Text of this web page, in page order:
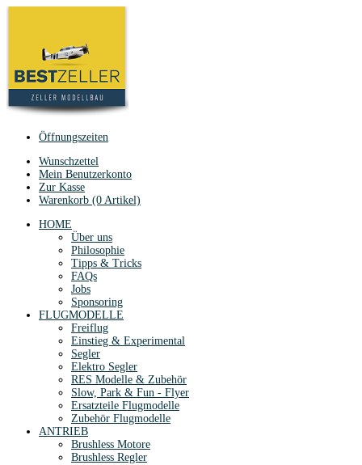
Öffnungszeiten
Wunschzettel
Mein Benutzerkonto
Zur Kasse
Warenkorb (0 Artikel)
HOME
Über uns
Philosophie
Tipps & Tricks
FAQs
Jobs
Sponsoring
FLUGMODELLE
Freiflug
Einstieg & Experimental
Segler
Elektro Segler
RES Modelle & Zubehör
Slow, Park & Fun - Flyer
Ersatzteile Flugmodelle
Zubehör Flugmodelle
ANTRIEB
Brushless Motore
Brushless Regler